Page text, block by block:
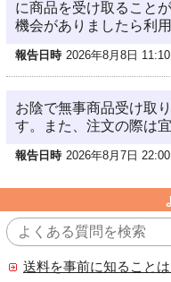
に商品を受け取ること
機会がありましたら利
報告日時 2026年8月8日 11:10
お陰で無事商品受け取
す。また、注文の際は
報告日時 2026年8月7日 22:00
送料を事前に知ること